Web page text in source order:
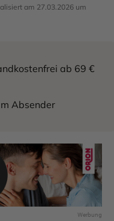
am 27.03.2026 um
ab 69 €
Absender